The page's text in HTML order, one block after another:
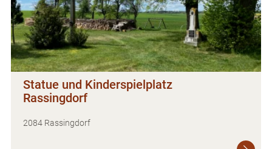
Statue und Kinderspielplatz
Rassingdorf
2084 Rassingdorf